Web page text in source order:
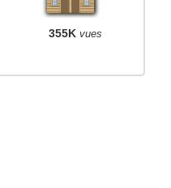
355K vues